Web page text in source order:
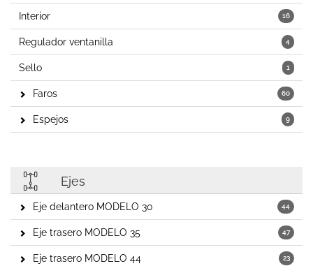
16
Interior
4
Regulador ventanilla
1
Sello
60
Faros
9
Espejos
Ejes
44
Eje delantero MODELO 30
47
Eje trasero MODELO 35
23
Eje trasero MODELO 44